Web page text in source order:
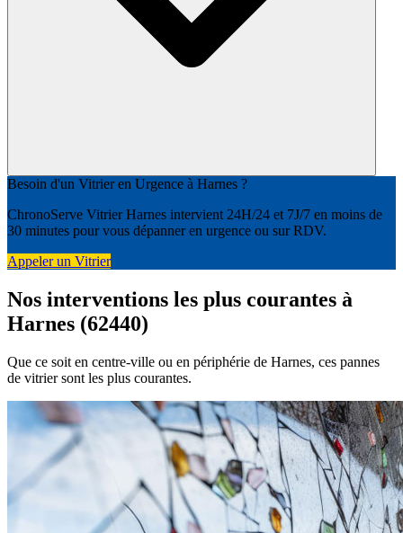
Besoin d'un Vitrier en Urgence à Harnes ?
ChronoServe Vitrier Harnes intervient 24H/24 et 7J/7 en moins de
30 minutes pour vous dépanner en urgence ou sur RDV.
Appeler un Vitrier
Nos interventions les plus courantes à
Harnes (62440)
Que ce soit en centre-ville ou en périphérie de Harnes, ces pannes
de vitrier sont les plus courantes.